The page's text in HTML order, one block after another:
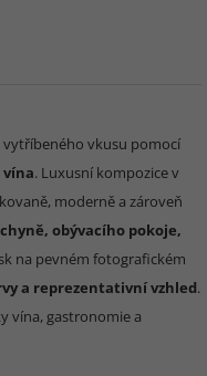
vytříbeného vkusu pomocí
. Luxusní kompozice v
moderně a zároveň
obývacího pokoje,
na pevném fotografickém
a reprezentativní vzhled.
vína, gastronomie a